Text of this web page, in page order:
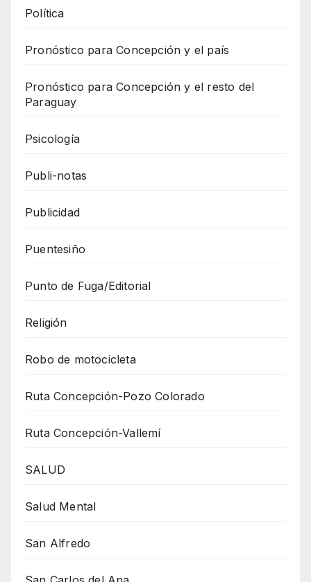
Política
Pronóstico para Concepción y el país
Pronóstico para Concepción y el resto del
Paraguay
Psicología
Publi-notas
Publicidad
Puentesiño
Punto de Fuga/Editorial
Religión
Robo de motocicleta
Ruta Concepción-Pozo Colorado
Ruta Concepción-Vallemí
SALUD
Salud Mental
San Alfredo